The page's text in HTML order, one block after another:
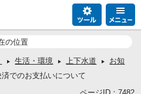
の位置
生活・環境 上下水道
お知
でのお支払いについて